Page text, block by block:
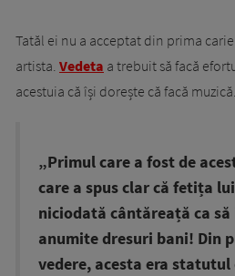
Tatăl ei nu a acceptat din prima
artista. Vedeta a trebuit să facă
acestuia că își dorește că facă muzică.
„Primul care a fost de
care a spus clar că fetița
niciodată cântăreață ca să
anumite dresuri bani! Din
vedere, acesta era